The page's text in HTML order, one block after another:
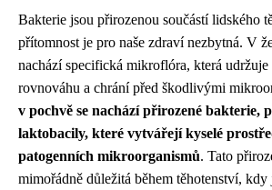
Bakterie jsou přirozenou součástí lidského
přítomnost je pro naše zdraví nezbytná. V
nachází specifická mikroflóra, která udržuje
rovnováhu a chrání před škodlivými
v pochvě se nachází přirozené bakterie,
laktobacily, které vytvářejí kyselé
patogenních mikroorganismů. Tato
mimořádně důležitá během těhotenství, kdy